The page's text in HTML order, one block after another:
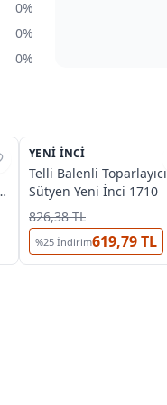
0%
0%
0%
%27
YENI İNCI
Telli Balenli Toparlayıcı
Sütyen Yeni İnci 1710
826,38 TL
%25 İndirim619,79 TL